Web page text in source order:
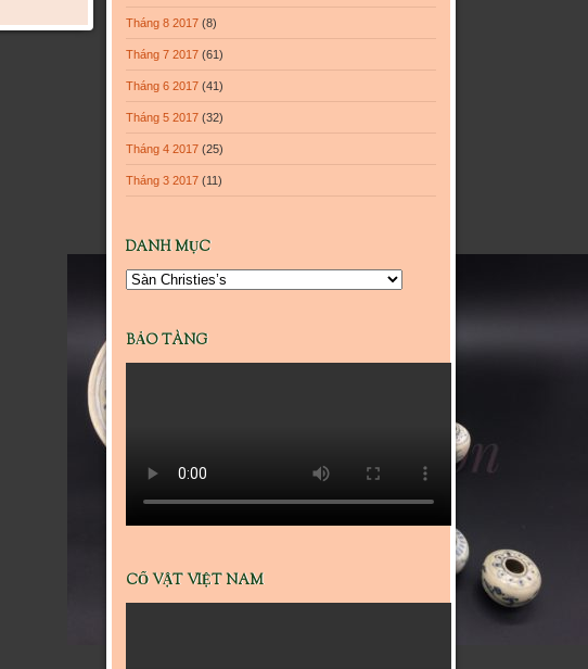
Tháng 8 2017 (8)
Tháng 7 2017 (61)
Tháng 6 2017 (41)
Tháng 5 2017 (32)
Tháng 4 2017 (25)
Tháng 3 2017 (11)
DANH MỤC
Danh
BẢO TÀNG
CỔ VẬT VIỆT NAM